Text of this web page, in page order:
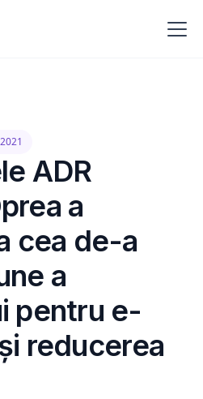
ADR
a
cea de-a
a
pentru e-
reducerea